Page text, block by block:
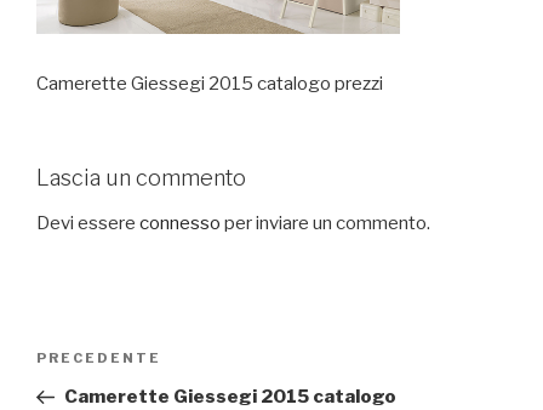
Camerette Giessegi 2015 catalogo prezzi
Lascia un commento
Devi essere connesso per inviare un commento.
Navigazione
Articolo
precedente:
PRECEDENTE
Camerette Giessegi 2015 catalogo